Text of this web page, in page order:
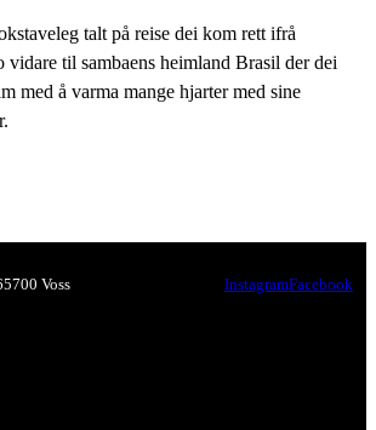
talt på reise dei kom rett ifrå
vidare til sambaens heimland Brasil der dei
med å varma mange hjarter med sine
5700 Voss InstagramFacebook